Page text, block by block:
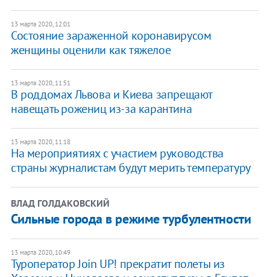
13 марта 2020, 12:01
Состояние зараженной коронавирусом
женщины оценили как тяжелое
13 марта 2020, 11:51
В роддомах Львова и Киева запрещают
навещать рожениц из-за карантина
13 марта 2020, 11:18
На мероприятиях с ​участием руководства
страны журналистам будут мерить температуру
ВЛАД ГОЛДАКОВСКИЙ
Сильные города в режиме турбулентности
13 марта 2020, 10:49
Туроператор Join UP! прекратит полеты из